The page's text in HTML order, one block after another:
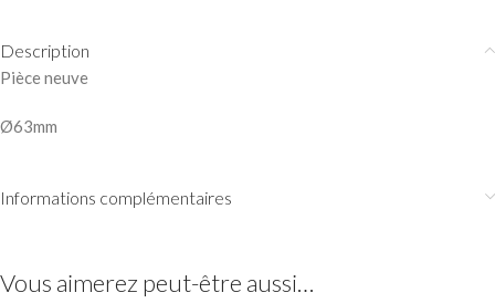
Description
Pièce neuve
Ø63mm
Informations complémentaires
Vous aimerez peut-être aussi…